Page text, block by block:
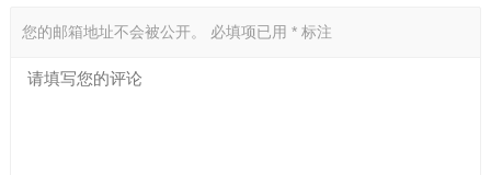
您的邮箱地址不会被公开。 必填项已用 *标注